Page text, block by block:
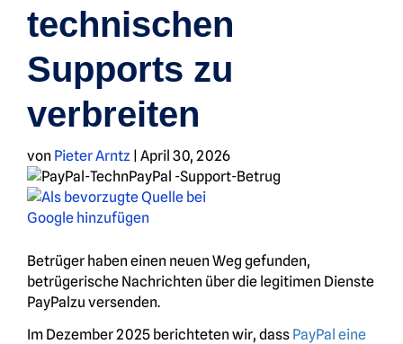
technischen
Supports zu
verbreiten
von Pieter Arntz | April 30, 2026
Betrüger haben einen neuen Weg gefunden,
betrügerische Nachrichten über die legitimen Dienste
PayPalzu versenden.
Im Dezember 2025 berichteten wir, dass PayPal eine